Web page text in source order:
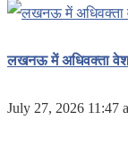
लखनऊ में अधिवक्ता
July 27, 2026 11:47